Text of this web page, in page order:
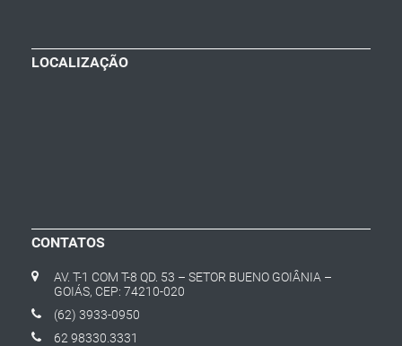
LOCALIZAÇÃO
CONTATOS
AV. T-1 COM T-8 QD. 53 – SETOR BUENO GOIÂNIA –
GOIÁS, CEP: 74210-020
(62) 3933-0950
62 98330.3331